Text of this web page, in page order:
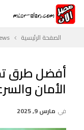
الصفحة الرئيسية
أفضل طرق
الأمان
في مارس 9, 2025